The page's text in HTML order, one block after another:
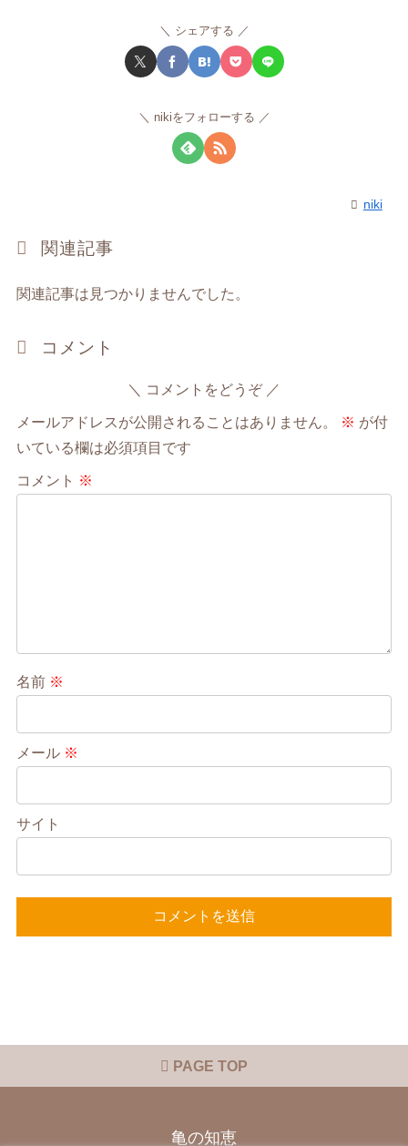
シェアする
nikiをフォローする
niki
関連記事
関連記事は見つかりませんでした。
コメント
コメントをどうぞ
メールアドレスが公開されることはありません。 ※ が付
いている欄は必須項目です
コメント ※
名前 ※
メール ※
サイト
PAGE TOP
亀の知恵